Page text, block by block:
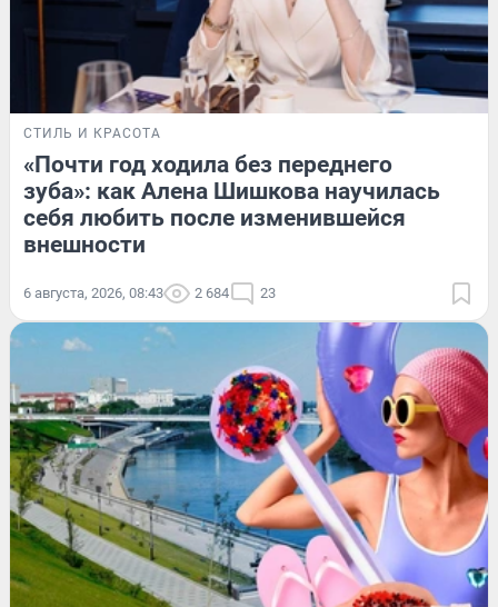
СТИЛЬ И КРАСОТА
«Почти год ходила без переднего
зуба»: как Алена Шишкова научилась
себя любить после изменившейся
внешности
6 августа, 2026, 08:43 2 684 23